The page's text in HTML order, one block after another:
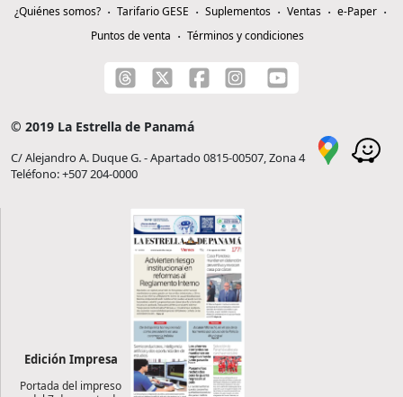
¿Quiénes somos? Tarifario GESE Suplementos Ventas
e-Paper
Puntos de venta
Términos y condiciones
© 2019 La Estrella de Panamá
C/ Alejandro A. Duque G. - Apartado 0815-00507, Zona 4
Teléfono: +507 204-0000
Edición Impresa
Portada del impreso